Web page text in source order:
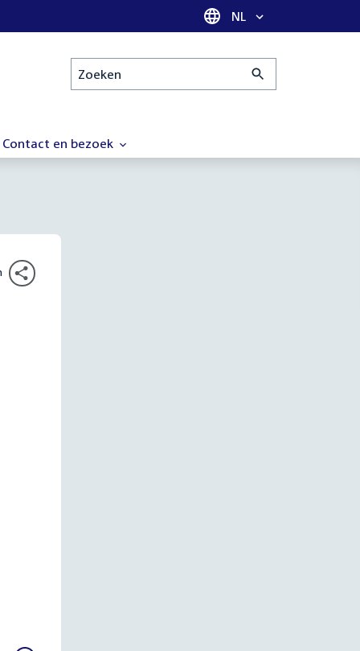
Taal selectie
NL
Zoeken
Contact en bezoek